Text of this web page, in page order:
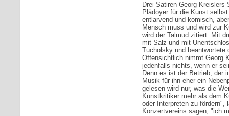
Drei Satiren Georg Kreislers
Plädoyer für die Kunst
entlarvend und komisch,
Mensch muss und wird zur
wird der Talmud zitiert: Mit
mit Salz und mit
Tucholsky und
Offensichtlich nimmt Georg
jedenfalls nichts, wenn er
Denn es ist der Betrieb, der
Musik für ihn eher ein
gelesen wird nur, was die
Kunstkritiker mehr als dem
oder Interpreten zu fördern",
Konzertvereins sagen, "ich